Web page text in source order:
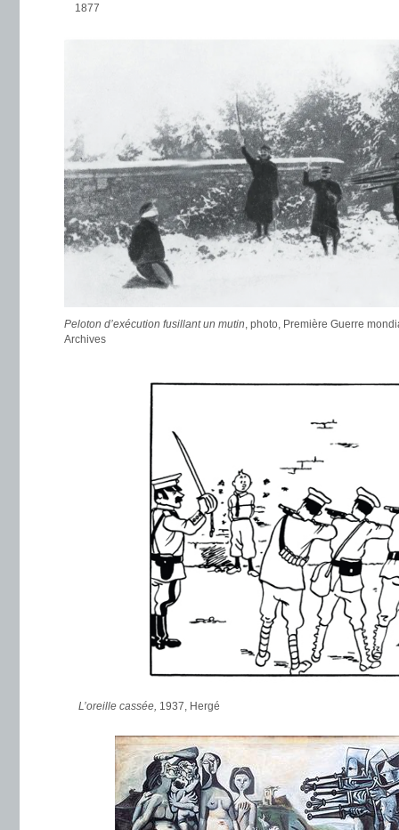
1877
Peloton d’exécution fusillant un mutin, photo, Première Guerre
Archives
L’oreille cassée, 1937, Hergé